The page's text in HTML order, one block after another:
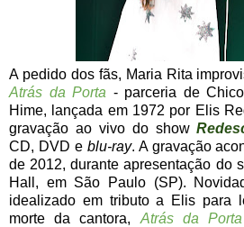
A pedido dos fãs, Maria Rita
Atrás da Porta - parceria de
Hime, lançada em 1972 por Elis
gravação ao vivo do show
CD, DVD e blu-ray. A gravação
de 2012, durante apresentação do
Hall, em São Paulo (SP).
idealizado em tributo a Elis para
morte da cantora, Atrás da Porta